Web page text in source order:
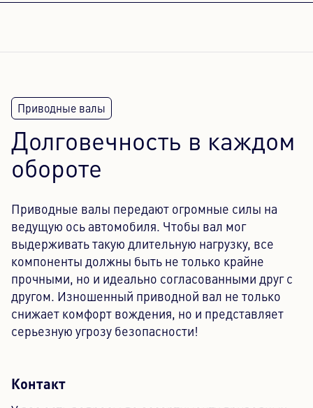
Долговечность в каждом
обороте
Приводные валы передают огромные силы на
ведущую ось автомобиля. Чтобы вал мог
выдерживать такую длительную нагрузку, все
компоненты должны быть не только крайне
прочными, но и идеально согласованными друг с
другом. Изношенный приводной вал не только
снижает комфорт вождения, но и представляет
серьезную угрозу безопасности!
Контакт